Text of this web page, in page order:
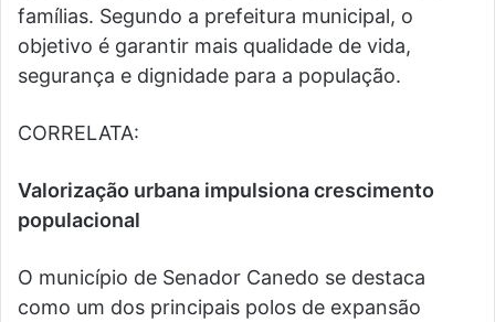
famílias. Segundo a prefeitura municipal, o
objetivo é garantir mais qualidade de vida,
segurança e dignidade para a população.
CORRELATA:
Valorização urbana impulsiona crescimento
populacional
O município de Senador Canedo se destaca
como um dos principais polos de expansão